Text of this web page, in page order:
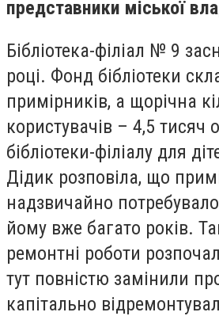
представники міської
Бібліотека-філіал № 9
році. Фонд бібліотеки
примірників, а щорічна
користувачів – 4,5 тисяч
бібліотеки-філіалу для
Дідик розповіла, що
надзвичайно
йому вже багато років.
ремонтні роботи
тут повністю замінили
капітально